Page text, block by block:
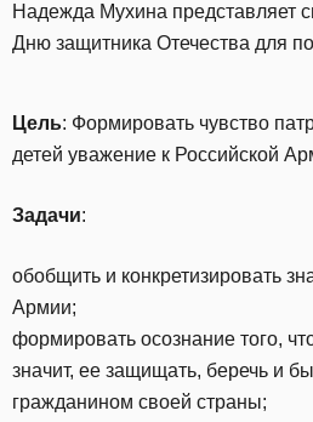
Надежда Мухина представляет
Дню защитника Отечества для
Цель: Формировать чувство
детей уважение к Российской
Задачи:
обобщить и конкретизировать
Армии;
формировать осознание того,
значит, ее защищать, беречь и
гражданином своей страны;